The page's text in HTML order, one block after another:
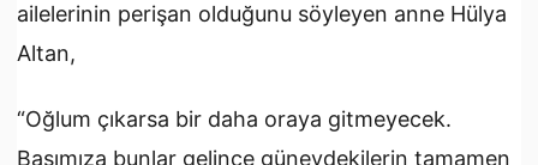
ailelerinin perişan olduğunu söyleyen anne Hülya
Altan,
“Oğlum çıkarsa bir daha oraya gitmeyecek.
Başımıza bunlar gelince güneydekilerin tamamen